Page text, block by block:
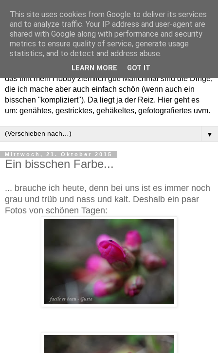
Willkommen in meinem "Wohnzimmer". Einfach und schön -
das trifft mein Hobby ziemlich gut! Manchmal sind die Dinge,
die ich mache aber auch einfach schön (wenn auch ein
bisschen "kompliziert"). Da liegt ja der Reiz. Hier geht es
um: genähtes, gestricktes, gehäkeltes, gefotografiertes uvm.
▼
Mittwoch, 21. Oktober 2015
Ein bisschen Farbe...
... brauche ich heute, denn bei uns ist es immer noch
grau und trüb und nass und kalt. Deshalb ein paar
Fotos von schönen Tagen:
This site uses cookies from Google to deliver its services
and to analyze traffic. Your IP address and user-agent are
shared with Google along with performance and security
metrics to ensure quality of service, generate usage
statistics, and to detect and address abuse.
LEARN MORE GOT IT